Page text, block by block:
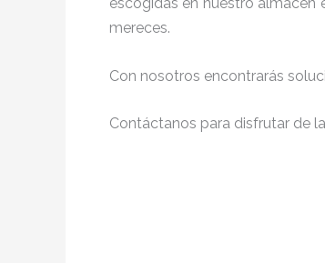
mereces.
Con nosotros encontrarás
Contáctanos para disfrutar de